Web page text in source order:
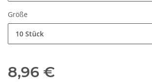
Größe
10 Stück
8,96 €